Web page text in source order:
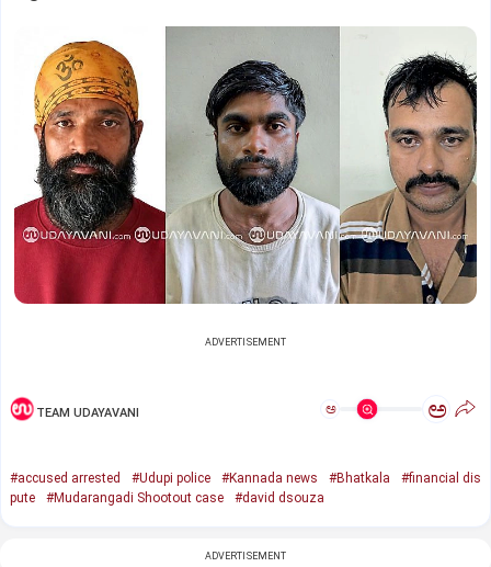
ADVERTISEMENT
TEAM UDAYAVANI ಅ ಅ
#accused arrested #Udupi police #Kannada news #Bhatkala
#financial dis
pute
#Mudarangadi Shootout case #david dsouza
ADVERTISEMENT